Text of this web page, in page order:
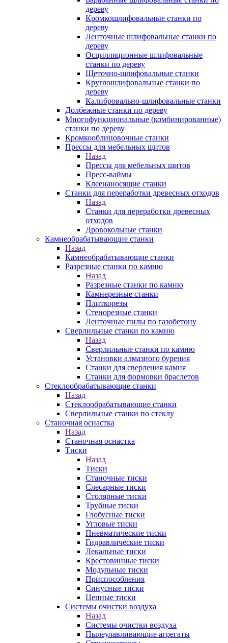
дереву
Кромкошлифовальные станки по
дереву
Ленточные шлифовальные станки по
дереву
Осцилляционные шлифовальные
станки по дереву
Щеточно-шлифовальные станки
Круглошлифовальные станки по
дереву
Калибровально-шлифовальные станки
Долбежные станки по дереву
Многофункциональные (комбинированные)
станки по дереву
Кромкооблицовочные станки
Прессы для мебельных щитов
Назад
Прессы для мебельных щитов
Пресс-ваймы
Клеенаносящие станки
Станки для переработки древесных отходов
Назад
Станки для переработки древесных
отходов
Дровокольные станки
Камнеобрабатывающие станки
Назад
Камнеобрабатывающие станки
Разрезные станки по камню
Назад
Разрезные станки по камню
Камнерезные станки
Плиткорезы
Стенорезные станки
Ленточные пилы по газобетону
Сверлильные станки по камню
Назад
Сверлильные станки по камню
Установки алмазного бурения
Станки для сверления камня
Станки для формовки браслетов
Стеклообрабатывающие станки
Назад
Стеклообрабатывающие станки
Сверлильные станки по стеклу
Станочная оснастка
Назад
Станочная оснастка
Тиски
Назад
Тиски
Станочные тиски
Слесарные тиски
Столярные тиски
Трубные тиски
Глобусные тиски
Угловые тиски
Пневматические тиски
Гидравлические тиски
Лекальные тиски
Крестовинные тиски
Модульные тиски
Приспособления
Синусные тиски
Цепные тиски
Системы очистки воздуха
Назад
Системы очистки воздуха
Пылеулавливающие агрегаты